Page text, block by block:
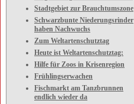
Stadtgebiet zur Brauchtumszone
Schwarzbunte Niederungsrinder
haben Nachwuchs
Zum Weltartenschutztag
Heute ist Weltartenschutztag:
Hilfe für Zoos in Krisenregion
Frühlingserwachen
Fischmarkt am Tanzbrunnen
endlich wieder da